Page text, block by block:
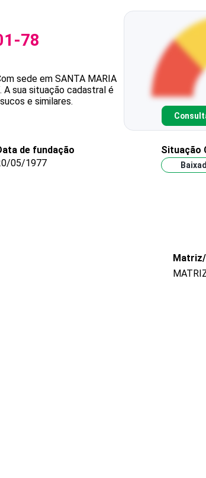
78
sede em SANTA MARIA
A sua situação cadastral é
e similares.
de fundação
05/1977
Situação
Matriz/